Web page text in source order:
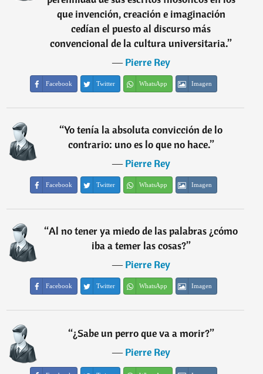
que invención, creación e imaginación
cedían el puesto al discurso más
convencional de la cultura universitaria.”
―Pierre Rey
Facebook Twitter WhatsApp Imagen
“Yo tenía la absoluta convicción de lo
contrario: uno es lo que no hace.”
―Pierre Rey
Facebook Twitter WhatsApp Imagen
“Al no tener ya miedo de las palabras ¿cómo
iba a temer las cosas?”
―Pierre Rey
Facebook Twitter WhatsApp Imagen
“¿Sabe un perro que va a morir?”
―Pierre Rey